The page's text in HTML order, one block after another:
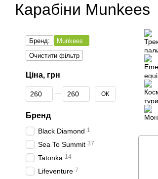
Карабіни Munkees
Бренд:
Munkees
Очистити фільтр
Ціна, грн
Від Ціна, грн
До Ціна, грн ОК
Бренд
Black Diamond 1
Sea To Summit 37
Tatonka 14
Lifeventure 7